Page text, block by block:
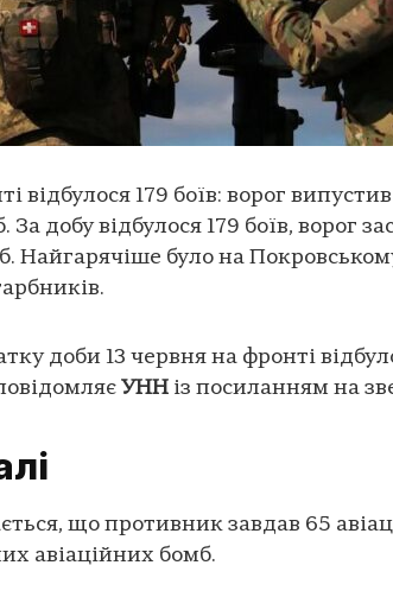
відбулося 179 боїв: ворог
За добу відбулося 179 боїв, ворог
Найгарячіше було на
доби 13 червня на фронті
УНН із посиланням на
що противник завдав 65
авіаційних бомб.